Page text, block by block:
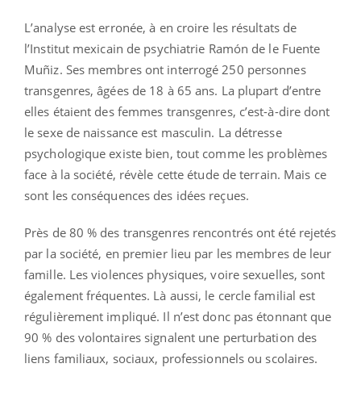
L’analyse est erronée, à en croire les résultats de
l’Institut mexicain de psychiatrie Ramón de le Fuente
Muñiz. Ses membres ont interrogé 250 personnes
transgenres, âgées de 18 à 65 ans. La plupart d’entre
elles étaient des femmes transgenres, c’est-à-dire dont
le sexe de naissance est masculin. La détresse
psychologique existe bien, tout comme les problèmes
face à la société, révèle cette étude de terrain. Mais ce
sont les conséquences des idées reçues.
Près de 80 % des transgenres rencontrés ont été rejetés
par la société, en premier lieu par les membres de leur
famille. Les violences physiques, voire sexuelles, sont
également fréquentes. Là aussi, le cercle familial est
régulièrement impliqué. Il n’est donc pas étonnant que
90 % des volontaires signalent une perturbation des
liens familiaux, sociaux, professionnels ou scolaires.